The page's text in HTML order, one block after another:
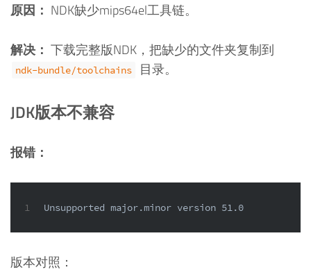
原因： NDK缺少mips64el工具链。
解决： 下载完整版NDK，把缺少的文件夹复制到
ndk-bundle/toolchains 目录。
JDK版本不兼容
报错：
1 Unsupported major.minor version 51.0
版本对照：